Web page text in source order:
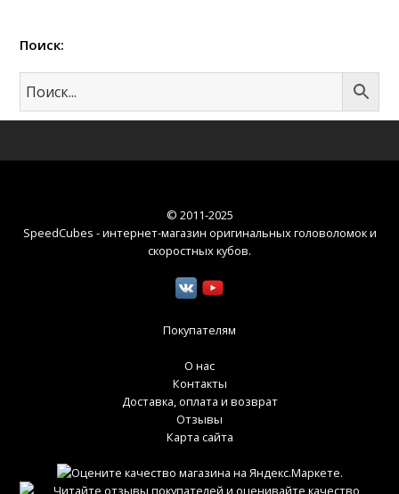
Поиск:
© 2011-2025
SpeedCubes - интернет-магазин оригинальных головоломок и
скоростных кубов.
Покупателям
О нас
Контакты
Доставка, оплата и возврат
Отзывы
Карта сайта